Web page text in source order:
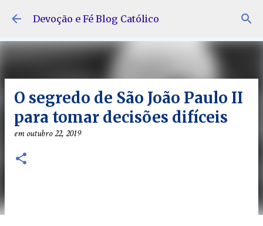
Pular para o conteúdo principal
Devoção e Fé Blog Católico
O segredo de São João Paulo II
para tomar decisões difíceis
emoutubro 22, 2019